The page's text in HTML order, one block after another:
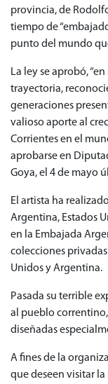
provincia, de
tiempo de
punto del mundo
La ley se aprobó,
trayectoria,
generaciones
valioso aporte al
Corrientes en el
aprobarse en
Goya, el 4 de mayo
El artista ha
Argentina, Estados
en la Embajada
colecciones
Unidos y Argentina.
Pasada su terrible
al pueblo
diseñadas
A fines de la
que deseen visitar